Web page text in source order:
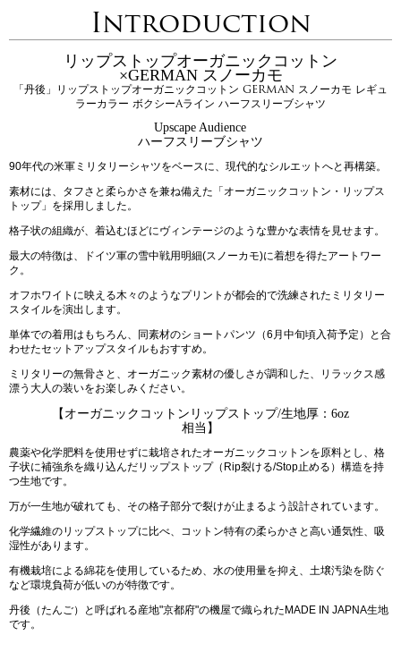
Introduction
リップストップオーガニックコットン
×GERMAN スノーカモ
「丹後」リップストップオーガニックコットン GERMAN スノーカモ レギュ
ラーカラー ボクシーAライン ハーフスリーブシャツ
Upscape Audience
ハーフスリーブシャツ
90年代の米軍ミリタリーシャツをベースに、現代的なシルエットへと再構築。
素材には、タフさと柔らかさを兼ね備えた「オーガニックコットン・リップス
トップ」を採用しました。
格子状の組織が、着込むほどにヴィンテージのような豊かな表情を見せます。
最大の特徴は、ドイツ軍の雪中戦用明細(スノーカモ)に着想を得たアートワー
ク。
オフホワイトに映える木々のようなプリントが都会的で洗練されたミリタリー
スタイルを演出します。
単体での着用はもちろん、同素材のショートパンツ（6月中旬頃入荷予定）と合
わせたセットアップスタイルもおすすめ。
ミリタリーの無骨さと、オーガニック素材の優しさが調和した、リラックス感
漂う大人の装いをお楽しみください。
【オーガニックコットンリップストップ/生地厚：6oz
相当】
農薬や化学肥料を使用せずに栽培されたオーガニックコットンを原料とし、格
子状に補強糸を織り込んだリップストップ（Rip裂ける/Stop止める）構造を持
つ生地です。
万が一生地が破れても、その格子部分で裂けが止まるよう設計されています。
化学繊維のリップストップに比べ、コットン特有の柔らかさと高い通気性、吸
湿性があります。
有機栽培による綿花を使用しているため、水の使用量を抑え、土壌汚染を防ぐ
など環境負荷が低いのが特徴です。
丹後（たんご）と呼ばれる産地"京都府"の機屋で織られたMADE IN JAPNA生地
です。